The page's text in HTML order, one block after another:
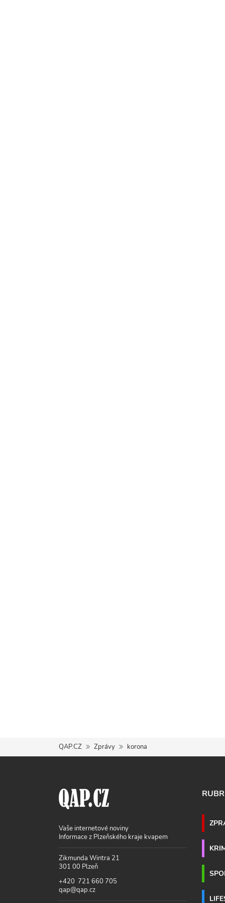
QAP.CZ Zprávy korona
Vaše internetové noviny
Informace z Plzeňského kraje kvapem
Zikmunda Wintra 21
301 00 Plzeň
+420 721 660 705
qap@qap.cz